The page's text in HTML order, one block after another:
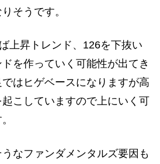
そうです。
上昇トレンド、126を下抜い
を作っていく可能性が出てき
はヒゲベースになりますが高
こしていますので上にいく可
なファンダメンタルズ要因も